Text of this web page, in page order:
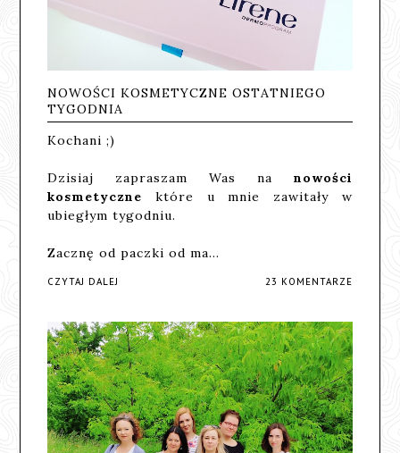
NOWOŚCI KOSMETYCZNE OSTATNIEGO
TYGODNIA
Kochani ;)
Dzisiaj zapraszam Was na nowości
kosmetycznektóre u mnie zawitały w
ubiegłym tygodniu.
Zacznę od paczki od ma…
CZYTAJ DALEJ 23 KOMENTARZE